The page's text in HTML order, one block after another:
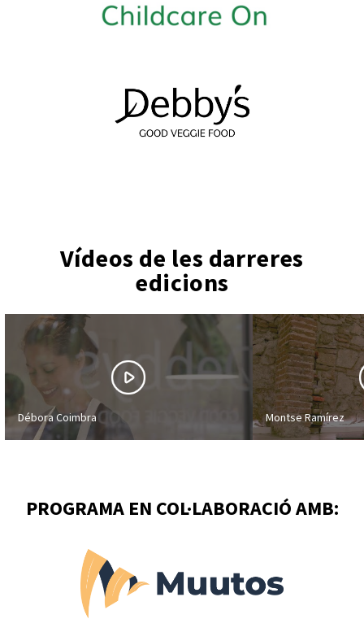
Vídeos de les darreres
edicions
Débora Coimbra Montse Ramírez
PROGRAMA EN COL·LABORACIÓ AMB: